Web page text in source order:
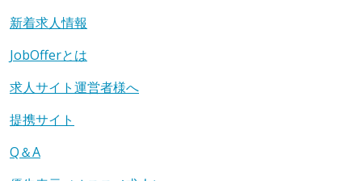
新着求人情報
JobOfferとは
求人サイト運営者様へ
提携サイト
Q＆A